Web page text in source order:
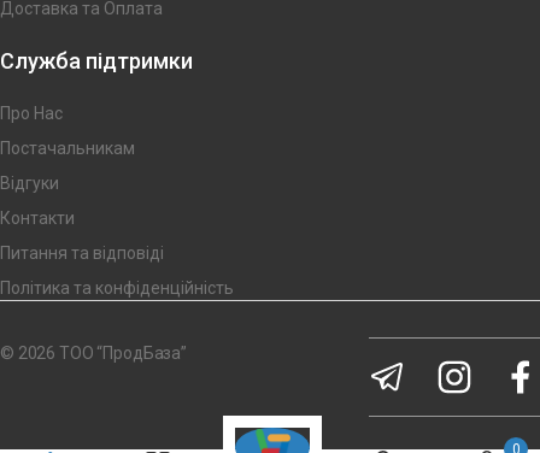
0
Доставка та Оплата
Служба підтримки
Про Нас
Постачальникам
Відгуки
Контакти
Питання та відповіді
Політика та конфіденційність
© 2026 ТОО “ПродБаза”